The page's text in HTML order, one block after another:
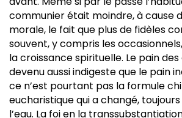
communier était moindre, à cause
morale, le fait que plus de fidèles
souvent, y compris les
la croissance spirituelle. Le pain
devenu aussi indigeste que le pain
ce n’est pourtant pas la formule
eucharistique qui a changé,
l’eau. La foi en la